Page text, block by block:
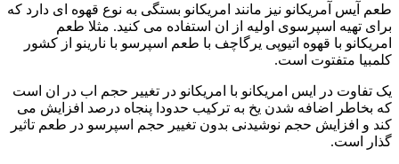
طعم آیس آمریکانو نیز مانند امریکانو بستگی به نوع قهوه ای دارد که
برای تهیه اسپرسوی اولیه از ان استفاده می کنید. مثلا طعم
امریکانو با قهوه اتیوپی یرگاچف با طعم اسپرسو با نارینو از کشور
کلمبیا متفتوت است.
یک تفاوت در ایس امریکانو با امریکانو در تغییر حجم اب در ان است
که بخاطر اضافه شدن یخ به ترکیب حدودا پنجاه درصد افزایش می
کند و افزایش حجم نوشیدنی بدون تغییر حجم اسپرسو در طعم تاثیر
گذار است.